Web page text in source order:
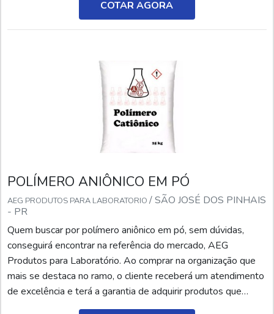
catiônico tratamento de água em uma empresa responsável,
descobrirá a AEG Produtos para Laboratório. Atuando com
COTAR AGORA
POLÍMERO ANIÔNICO EM PÓ
AEG PRODUTOS PARA LABORATORIO / SÃO JOSÉ DOS PINHAIS
- PR
Quem buscar por polímero aniônico em pó, sem dúvidas,
conseguirá encontrar na referência do mercado, AEG
Produtos para Laboratório. Ao comprar na organização que
mais se destaca no ramo, o cliente receberá um atendimento
de excelência e terá a garantia de adquirir produtos que
solucionem qualquer demanda.Quando o quesito é polímero